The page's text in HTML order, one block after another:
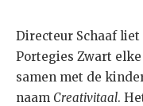
Directeur Schaaf
Portegies Zwart
samen met de
naam Creativitaal.